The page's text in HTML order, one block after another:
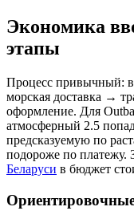
Экономика
этапы
Процесс привычный:
морская доставка →
оформление. Для
атмосферный 2.5
предсказуемую по
подороже по платежу.
Беларуси в бюджет